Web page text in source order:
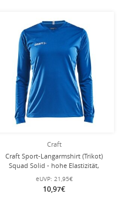
Craft
Craft Sport-Langarmshirt (Trikot)
Squad Solid - hohe Elastizität,
ergonomisches Design - royalblau
Damen
eUVP: 21,95€
10,97€